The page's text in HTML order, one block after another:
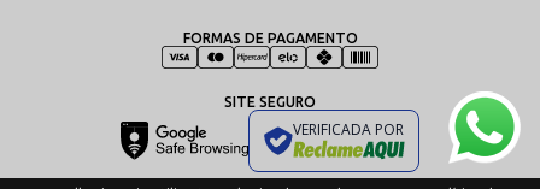
FORMAS DE PAGAMENTO
SITE SEGURO
VERIFICADA POR